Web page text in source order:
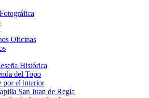
Oficinas
Histórica
del Topo
por el interior
San Juan de Regla